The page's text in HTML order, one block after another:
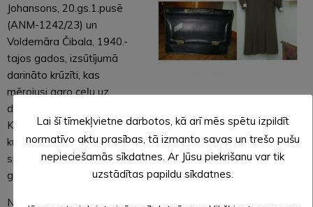
Johansons, 20.gs.1.pusē
(ANM-1242/23) un
Voldemāra Čibala, 1940.-
tajos gados, izsūtījumā
darināto krūzīti, kas
mērojusi garo ceļu uz
dzimteni Latviju, pie viņa dēla Anša Alūksnē (ANM- 16223).
Kopizstādē varēs apskatīt arī piecas digitālās fotokopijas,
kurās atainoti nozīmīgi notikumi Alūksnes sabiedriskajā dzīvē,
sporta un atpūtas pasākumos, 1960.-tajos un 1970.-tajos
gados.
No Bejas novadpētniecības centra ir deponēts viens
Lai šī tīmekļvietne darbotos, kā arī mēs spētu izpildīt
normatīvo aktu prasības, tā izmanto savas un trešo pušu
nepieciešamās sīkdatnes. Ar Jūsu piekrišanu var tik
uzstādītas papildu sīkdatnes.